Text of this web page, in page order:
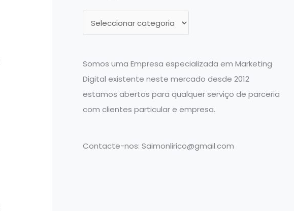
a
e
g
o
r
Somos uma Empresa especializada em Marketing
Digital existente neste mercado desde 2012
estamos abertos para qualquer serviço de parceria
com clientes particular e empresa.
Contacte-nos: Saimonlirico@gmail.com